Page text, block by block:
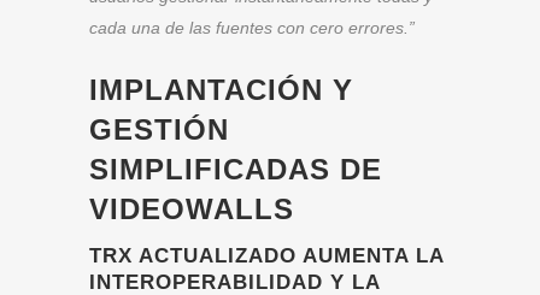
cada una de las fuentes con cero errores.”
IMPLANTACIÓN Y
GESTIÓN
SIMPLIFICADAS DE
VIDEOWALLS
TRX ACTUALIZADO AUMENTA LA
INTEROPERABILIDAD Y LA